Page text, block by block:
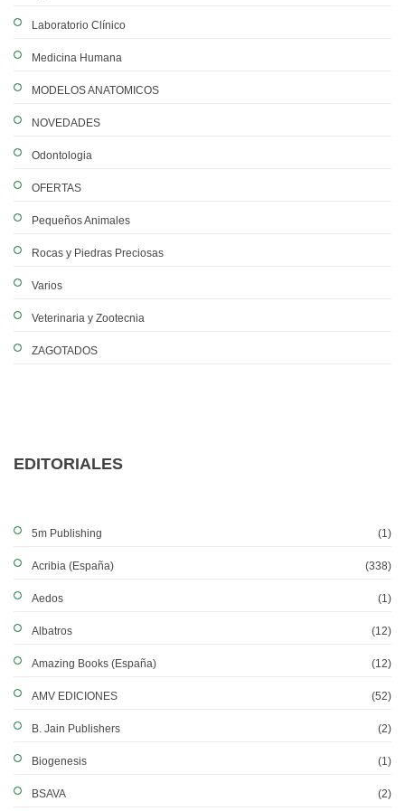
Laboratorio Clínico
Medicina Humana
MODELOS ANATOMICOS
NOVEDADES
Odontologia
OFERTAS
Pequeños Animales
Rocas y Piedras Preciosas
Varios
Veterinaria y Zootecnia
ZAGOTADOS
EDITORIALES
5m Publishing (1)
Acribia (España) (338)
Aedos (1)
Albatros (12)
Amazing Books (España) (12)
AMV EDICIONES (52)
B. Jain Publishers (2)
Biogenesis (1)
BSAVA (2)